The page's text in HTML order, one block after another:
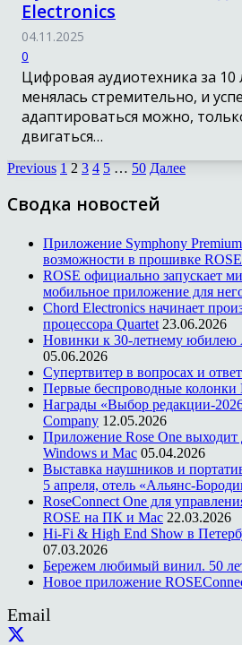
Electronics
04.11.2025
0
Цифровая аудиотехника за 10
менялась стремительно, и
адаптироваться можно,
двигаться…
Previous 1 2 3 4 5 … 50 Далее
Сводка новостей
Приложение Symphony
возможности в прошивке ROSE
ROSE официально запускает
мобильное приложение для
Chord Electronics начинает
процессора Quartet 23.06.2026
Новинки к 30-летнему юбилею
05.06.2026
Супертвитер в вопросах и
Первые беспроводные колонки
Награды «Выбор редакции-
Company 12.05.2026
Приложение Rose One выходит
Windows и Mac 05.04.2026
Выставка наушников и
5 апреля, отель «Альянс-
RoseConnect One для
ROSE на ПК и Mac 22.03.2026
Hi-Fi & High End Show в
07.03.2026
Бережем любимый винил. 50
Новое приложение
Email